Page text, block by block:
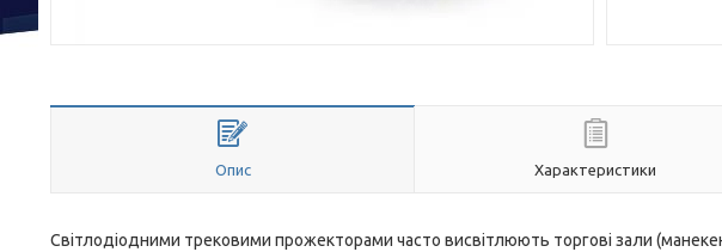
Опис Характеристики
Світлодіодними трековими прожекторами часто висвітлюють торгові зали